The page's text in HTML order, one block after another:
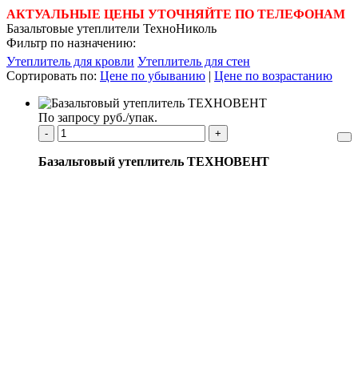
АКТУАЛЬНЫЕ ЦЕНЫ УТОЧНЯЙТЕ ПО ТЕЛЕФОНАМ
Базальтовые утеплители ТехноНиколь
Фильтр по назначению:
Утеплитель для кровли Утеплитель для стен
Сортировать по: Цене по убыванию | Цене по возрастанию
По запросу руб./упак.
- +
Базальтовый утеплитель ТЕХНОВЕНТ